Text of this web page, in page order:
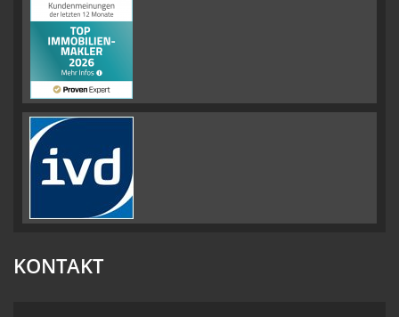
KONTAKT